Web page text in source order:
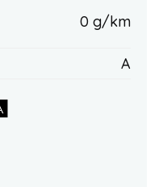
0 g/km
A